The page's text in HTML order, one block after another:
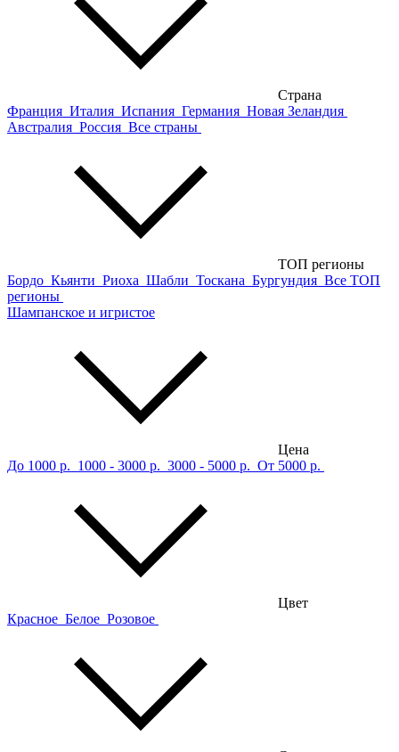
Страна
Франция Италия Испания Германия Новая Зеландия
Австралия Россия Все страны
ТОП регионы
Бордо Кьянти Риоха Шабли Тоскана Бургундия Все ТОП
регионы
Шампанское и игристое
Цена
До 1000 р. 1000 - 3000 р. 3000 - 5000 р. От 5000 р.
Цвет
Красное Белое Розовое